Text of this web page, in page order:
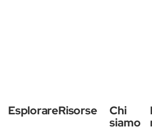
EsplorareRisorse
Chi
siamo